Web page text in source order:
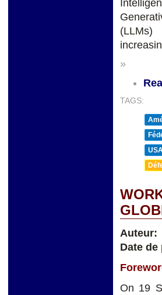
(LLMs)
»
TAGS:
Auteur:
Date
On 19